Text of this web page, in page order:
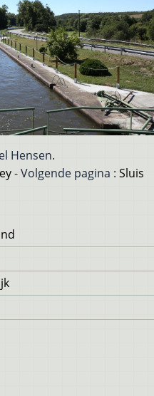
Hensen.
- Volgende pagina : Sluis